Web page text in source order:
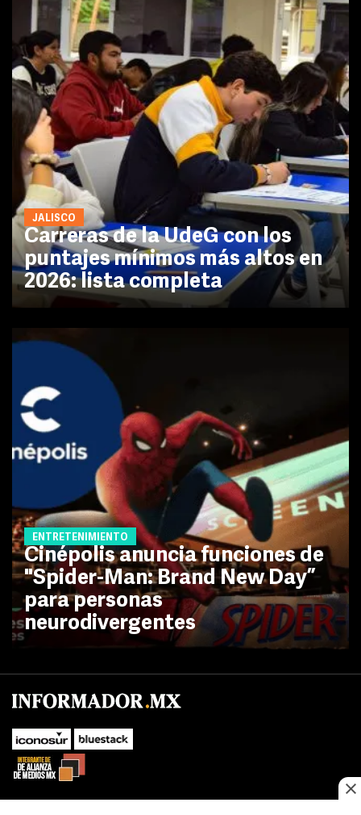
JALISCO
Carreras de la UdeG con los
puntajes mínimos más altos en
2026: lista completa
ENTRETENIMIENTO
Cinépolis anuncia funciones de
"Spider-Man: Brand New Day”
para personas
neurodivergentes